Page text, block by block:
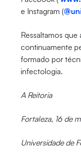
e Instagram (
Ressaltamos
continuamente
formado por
infectologia.
A Reitoria
Fortaleza, 16 de
Universidade de